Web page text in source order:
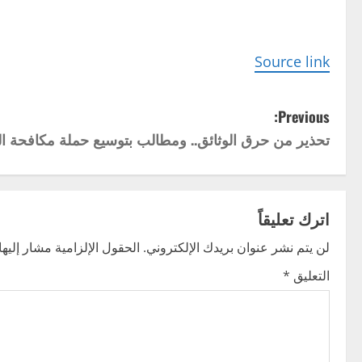
Source link
P
o
s
t
n
a
Previous:
تحذير من حرق الوثائق.. ومطالب بتوسيع حملة مكافحة
اترك تعليقاً
لن يتم نشر عنوان بريدك الإلكتروني. الحقول الإلزامية مشار
التعليق *